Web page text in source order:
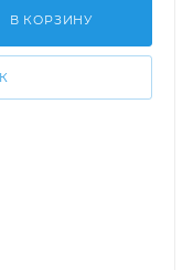
В КОРЗИНУ